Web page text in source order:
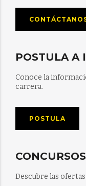
POSTULA A
Conoce la
carrera.
POSTULA
Descubre las